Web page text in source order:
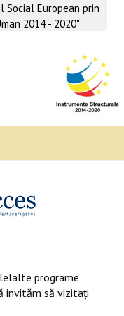
Social European prin
2014 - 2020"
INFORMATICĂ
programe
invităm să vizitaţi